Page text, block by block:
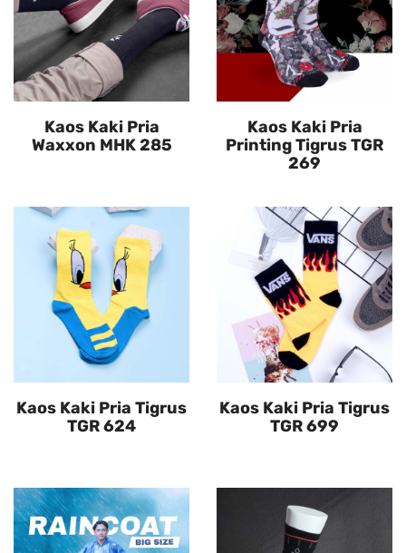
Kaos Kaki Pria
Waxxon MHK 285
Kaos Kaki Pria
Printing Tigrus TGR
269
Kaos Kaki Pria Tigrus
TGR 624
Kaos Kaki Pria Tigrus
TGR 699